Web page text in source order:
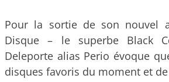
Pour la sortie de son nouvel
Disque – le superbe Black
Deleporte alias Perio évoque
disques favoris du moment et